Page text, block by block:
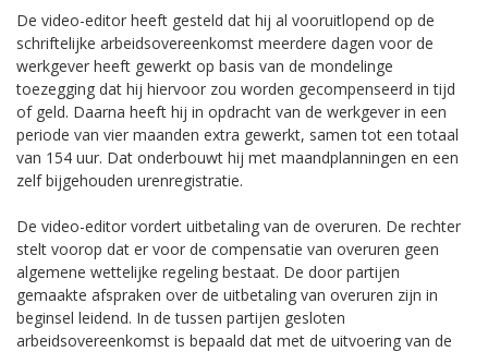
De video-editor heeft gesteld dat hij al vooruitlopend op de
schriftelijke arbeidsovereenkomst meerdere dagen voor de
werkgever heeft gewerkt op basis van de mondelinge
toezegging dat hij hiervoor zou worden gecompenseerd in tijd
of geld. Daarna heeft hij in opdracht van de werkgever in een
periode van vier maanden extra gewerkt, samen tot een totaal
van 154 uur. Dat onderbouwt hij met maandplanningen en een
zelf bijgehouden urenregistratie.
De video-editor vordert uitbetaling van de overuren. De rechter
stelt voorop dat er voor de compensatie van overuren geen
algemene wettelijke regeling bestaat. De door partijen
gemaakte afspraken over de uitbetaling van overuren zijn in
beginsel leidend. In de tussen partijen gesloten
arbeidsovereenkomst is bepaald dat met de uitvoering van de